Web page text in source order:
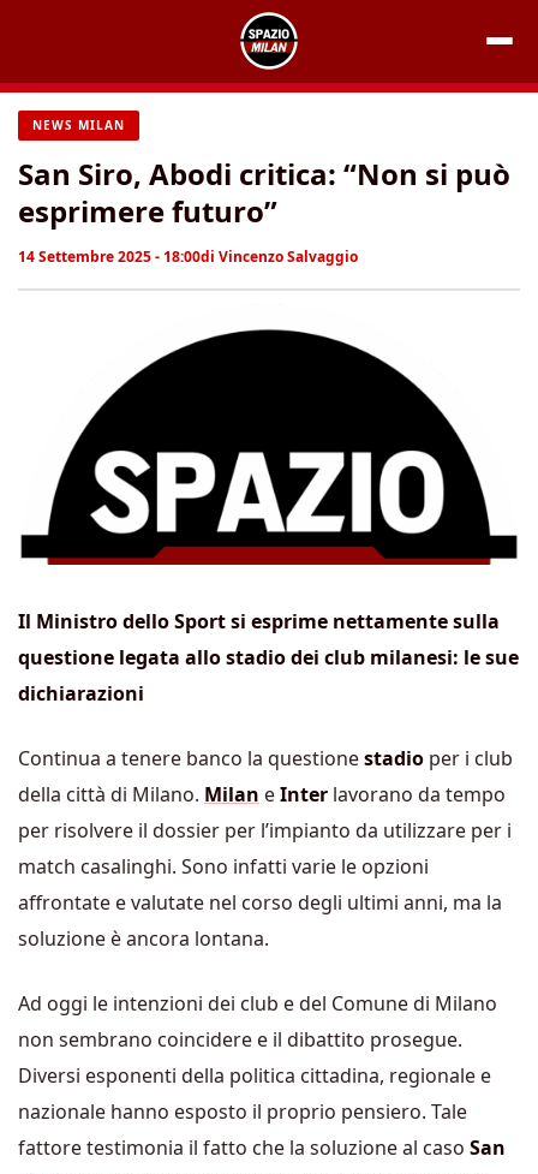
contenuto
NEWS MILAN
San Siro, Abodi critica: “Non si può
esprimere futuro”
14 Settembre 2025 - 18:00di Vincenzo Salvaggio
Il Ministro dello Sport si esprime nettamente sulla
questione legata allo stadio dei club milanesi: le sue
dichiarazioni
Continua a tenere banco la questionestadio per i club
della città di Milano. Milan eInter lavorano da tempo
per risolvere il dossier per l’impianto da utilizzare per i
match casalinghi. Sono infatti varie le opzioni
affrontate e valutate nel corso degli ultimi anni, ma la
soluzione è ancora lontana.
Ad oggi le intenzioni dei club e del Comune di Milano
non sembrano coincidere e il dibattito prosegue.
Diversi esponenti della politica cittadina, regionale e
nazionale hanno esposto il proprio pensiero. Tale
fattore testimonia il fatto che la soluzione al caso San